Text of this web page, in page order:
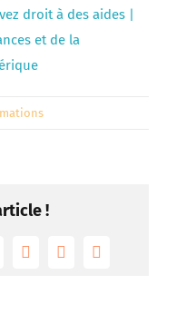
droit à des aides |
et de la
!
Pinterest
Vk Email